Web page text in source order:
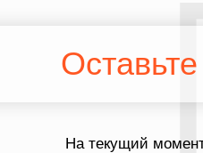
На текущий